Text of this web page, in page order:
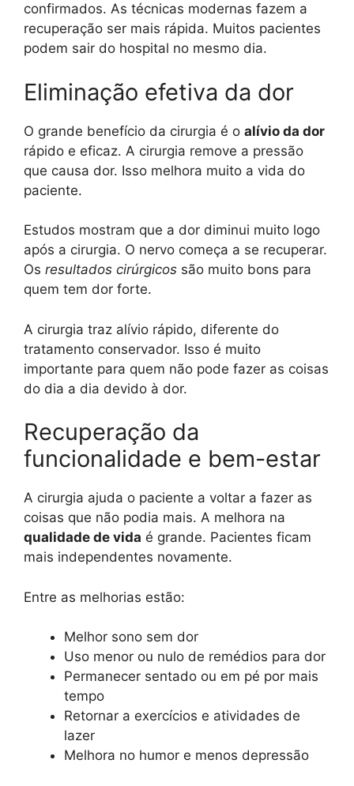
confirmados. As técnicas modernas fazem a
recuperação ser mais rápida. Muitos pacientes
podem sair do hospital no mesmo dia.
Eliminação efetiva da dor
O grande benefício da cirurgia é o alívio da dor
rápido e eficaz. A cirurgia remove a pressão
que causa dor. Isso melhora muito a vida do
paciente.
Estudos mostram que a dor diminui muito logo
após a cirurgia. O nervo começa a se recuperar.
Os resultados cirúrgicos são muito bons para
quem tem dor forte.
A cirurgia traz alívio rápido, diferente do
tratamento conservador. Isso é muito
importante para quem não pode fazer as coisas
do dia a dia devido à dor.
Recuperação da
funcionalidade e bem-estar
A cirurgia ajuda o paciente a voltar a fazer as
coisas que não podia mais. A melhora na
qualidade de vida é grande. Pacientes ficam
mais independentes novamente.
Entre as melhorias estão:
Melhor sono sem dor
Uso menor ou nulo de remédios para dor
Permanecer sentado ou em pé por mais
tempo
Retornar a exercícios e atividades de
lazer
Melhora no humor e menos depressão